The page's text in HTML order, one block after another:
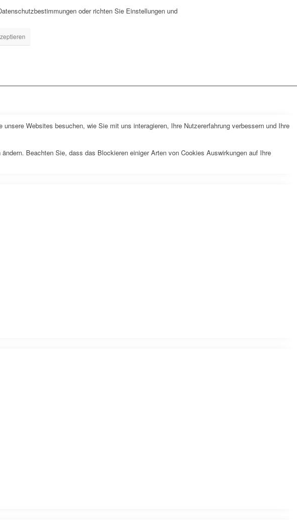
oder richten Sie Einstellungen und
Websites besuchen, wie Sie mit uns interagieren, Ihre Nutzererfahrung verbessern und Ihre
Beachten Sie, dass das Blockieren einiger Arten von Cookies Auswirkungen auf Ihre